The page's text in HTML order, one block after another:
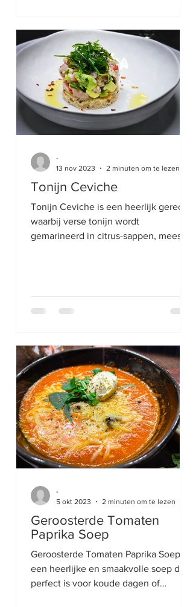
Tonijn Ceviche
Tonijn Ceviche is een heerlijk gerecht
waarbij verse tonijn wordt
gemarineerd in citrus-sappen, meestal
-
13 nov 2023
2 minuten om te lezen
Geroosterde Tomaten
Paprika Soep
Geroosterde Tomaten Paprika Soep is
een heerlijke en smaakvolle soep die
perfect is voor koude dagen of
-
5 okt 2023
2 minuten om te lezen